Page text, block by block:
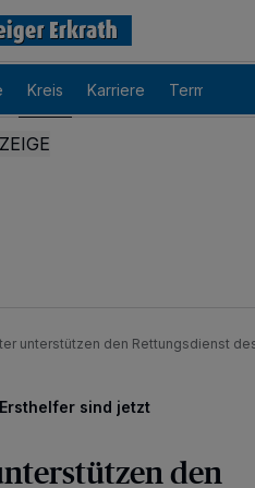
Kreis Karriere Termine
unterstützen den Rettungsdienst
sind jetzt
den